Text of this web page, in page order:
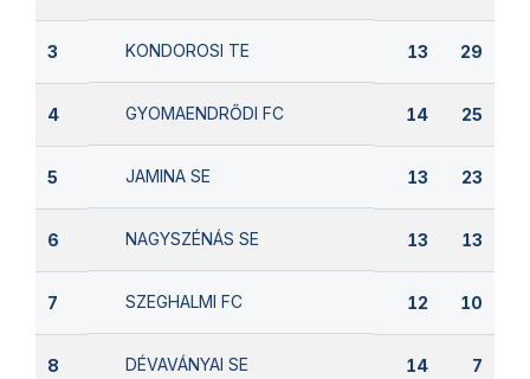
3 KONDOROSI TE 13 29
4 GYOMAENDRŐDI FC 14 25
5 JAMINA SE 13 23
6 NAGYSZÉNÁS SE 13 13
7 SZEGHALMI FC 12 10
8 DÉVAVÁNYAI SE 14 7